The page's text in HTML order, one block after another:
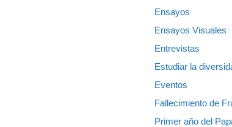
Ensayos
Ensayos Visuales
Entrevistas
Estudiar la
Eventos
Fallecimiento de
Primer año del